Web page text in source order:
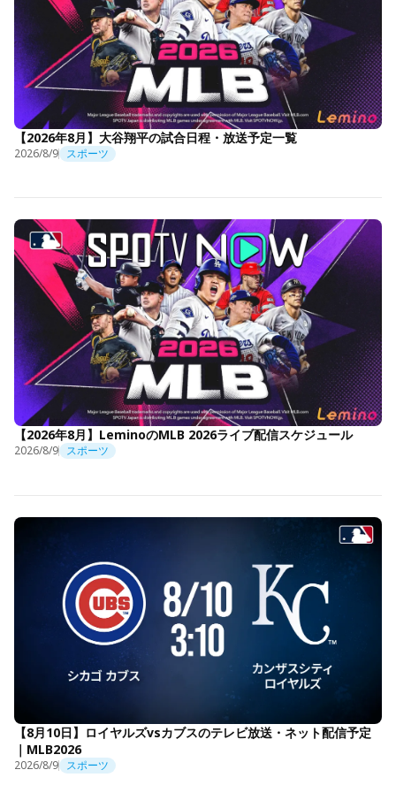
【2026年8月】大谷翔平の試合日程・放送予定一覧
2026/8/9 スポーツ
【2026年8月】LeminoのMLB 2026ライブ配信スケジュール
2026/8/9 スポーツ
【8月10日】ロイヤルズvsカブスのテレビ放送・ネット配信予定
｜MLB2026
2026/8/9 スポーツ